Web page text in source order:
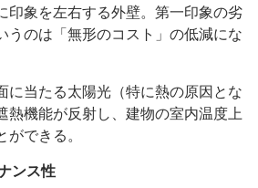
印象を左右する外壁。第一印象の劣
うのは「無形のコスト」の低減にな
に当たる太陽光（特に熱の原因とな
熱機能が反射し、建物の室内温度上
ができる。
ンス性